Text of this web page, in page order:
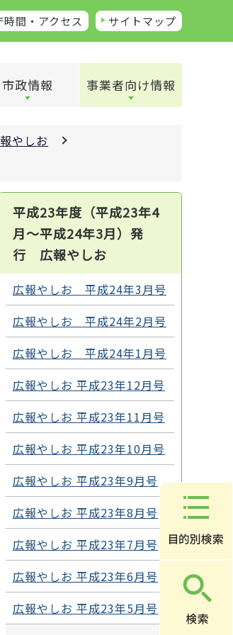
時間・アクセス サイトマップ
市政情報 事業者向け情報
やしお
平成23年度（平成23年4
月～平成24年3月）発
行 広報やしお
広報やしお 平成24年3月号
広報やしお 平成24年2月号
広報やしお 平成24年1月号
広報やしお 平成23年12月号
広報やしお 平成23年11月号
広報やしお 平成23年10月号
広報やしお 平成23年9月号
広報やしお 平成23年8月号
広報やしお 平成23年7月号
広報やしお 平成23年6月号
広報やしお 平成23年5月号